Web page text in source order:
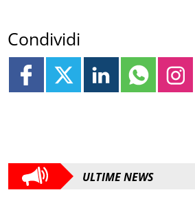
Condividi
ULTIME NEWS